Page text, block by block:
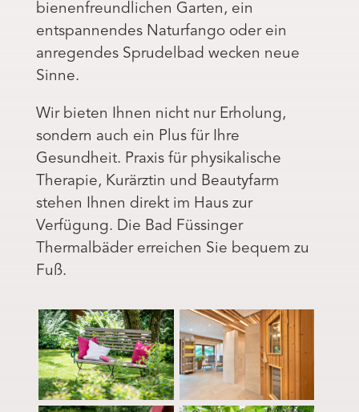
bienenfreundlichen Garten, ein
entspannendes Naturfango oder ein
anregendes Sprudelbad wecken neue
Sinne.
Wir bieten Ihnen nicht nur Erholung,
sondern auch ein Plus für Ihre
Gesundheit. Praxis für physikalische
Therapie, Kurärztin und Beautyfarm
stehen Ihnen direkt im Haus zur
Verfügung. Die Bad Füssinger
Thermalbäder erreichen Sie bequem zu
Fuß.